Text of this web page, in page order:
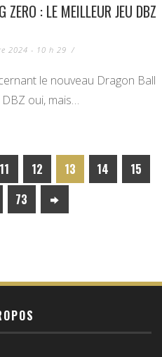
ZERO : LE MEILLEUR JEU DBZ
2024 - 10 h 29 /
le nouveau Dragon Ball
oui, mais…
11 12 13 14
15
73